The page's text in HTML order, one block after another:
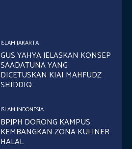
ISLAM JAKARTA
GUS YAHYA JELASKAN KONSEP
SAADATUNA YANG
DICETUSKAN KIAI MAHFUDZ
SHIDDIQ
ISLAM INDONESIA
BPJPH DORONG KAMPUS
KEMBANGKAN ZONA KULINER
HALAL